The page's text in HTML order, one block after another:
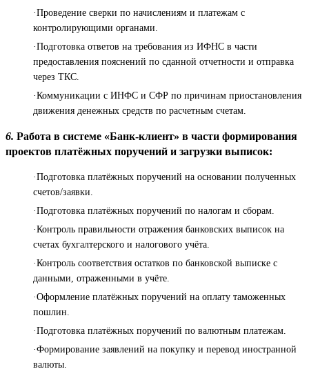
·Проведение сверки по начислениям и платежам с
контролирующими органами.
·Подготовка ответов на требования из ИФНС в части
предоставления пояснений по сданной отчетности и отправка
через ТКС.
·Коммуникации с ИНФС и СФР по причинам приостановления
движения денежных средств по расчетным счетам.
6. Работа в системе «Банк-клиент» в части формирования
проектов платёжных поручений и загрузки выписок:
·Подготовка платёжных поручений на основании полученных
счетов/заявки.
·Подготовка платёжных поручений по налогам и сборам.
·Контроль правильности отражения банковских выписок на
счетах бухгалтерского и налогового учёта.
·Контроль соответствия остатков по банковской выписке с
данными, отраженными в учёте.
·Оформление платёжных поручений на оплату таможенных
пошлин.
·Подготовка платёжных поручений по валютным платежам.
·Формирование заявлений на покупку и перевод иностранной
валюты.